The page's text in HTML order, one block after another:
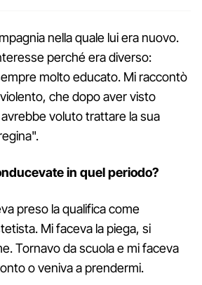
nella quale lui era nuovo.
perché era diverso:
molto educato. Mi raccontò
che dopo aver visto
voluto trattare la sua
in quel periodo?
preso la qualifica come
Mi faceva la piega, si
Tornavo da scuola e mi faceva
o veniva a prendermi.